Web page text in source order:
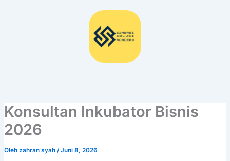
Konsultan Inkubator Bisnis
2026
Oleh zahran syah /Juni 8, 2026